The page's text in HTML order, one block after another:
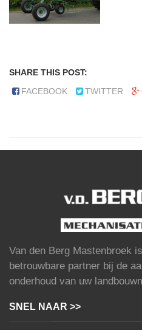
SHARE THIS POST:
FACEBOOK
TWITTER
Van den Berg Mastenbroek
betrouwbare partner bij de
onderhoud van uw
SNEL NAAR >>